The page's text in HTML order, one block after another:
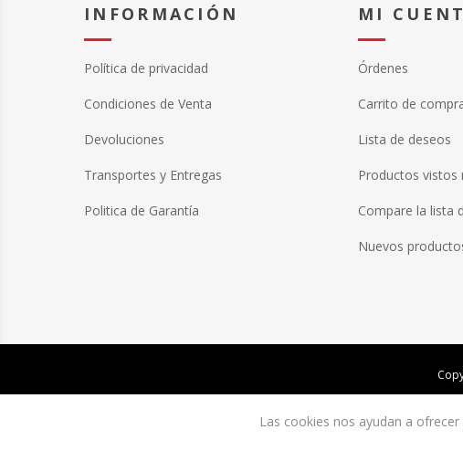
INFORMACIÓN
Política de privacidad
Condiciones de Venta
Devoluciones
Transportes y Entregas
Politica de Garantía
MI
Órdenes
Carrito de
Lista de deseos
Productos vistos
Compare la lista
Nuevos
Las cookies nos ayudan a